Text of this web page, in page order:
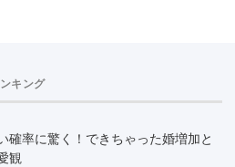
キング
確率に驚く！できちゃった婚増加と
観